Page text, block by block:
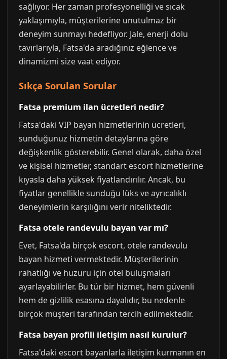
sağlıyor. Her zaman profesyonelliği ve sıcak
yaklaşımıyla, müşterilerine unutulmaz bir
deneyim sunmayı hedefliyor. Jale, enerji dolu
tavırlarıyla, Fatsa'da aradığınız eğlence ve
dinamizmi size vaat ediyor.
Sıkça Sorulan Sorular
Fatsa premium ilan ücretleri nedir?
Fatsa'daki VIP bayan hizmetlerinin ücretleri,
sunduğunuz hizmetin detaylarına göre
değişkenlik gösterebilir. Genel olarak, daha özel
ve kişisel hizmetler, standart escort hizmetlerine
kıyasla daha yüksek fiyatlandırılır. Ancak, bu
fiyatlar genellikle sunduğu lüks ve ayrıcalıklı
deneyimlerin karşılığını verir niteliktedir.
Fatsa otele randevulu bayan var mı?
Evet, Fatsa'da birçok escort, otele randevulu
bayan hizmeti vermektedir. Müşterilerinin
rahatlığı ve huzuru için otel buluşmaları
ayarlayabilirler. Bu tür bir hizmet, hem güvenli
hem de gizlilik esasına dayalıdır, bu nedenle
birçok müşteri tarafından tercih edilmektedir.
Fatsa bayan profili iletişim nasıl kurulur?
Fatsa'daki escort bayanlarla iletişim kurmanın en